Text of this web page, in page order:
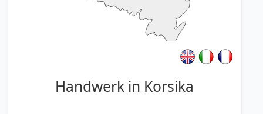
Handwerk in Korsika